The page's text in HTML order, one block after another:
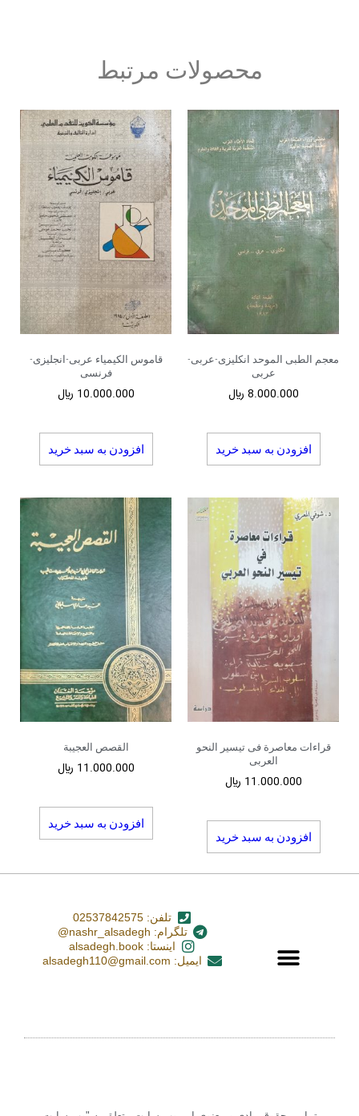
محصولات مرتبط
معجم الطبی الموحد انکلیزی-عربی-
عربی
8.000.000 ﷼
افزودن به سبد خرید
قاموس الکیمیاء عربی-انجلیزی-
فرنسی
10.000.000 ﷼
افزودن به سبد خرید
قراءات معاصرة فی تیسیر النحو
العربی
11.000.000 ﷼
افزودن به سبد خرید
القصص العجیبة
11.000.000 ﷼
افزودن به سبد خرید
تلفن: 02537842575
تلگرام: nashr_alsadegh@
اینستا: alsadegh.book
ایمیل: alsadegh110@gmail.com